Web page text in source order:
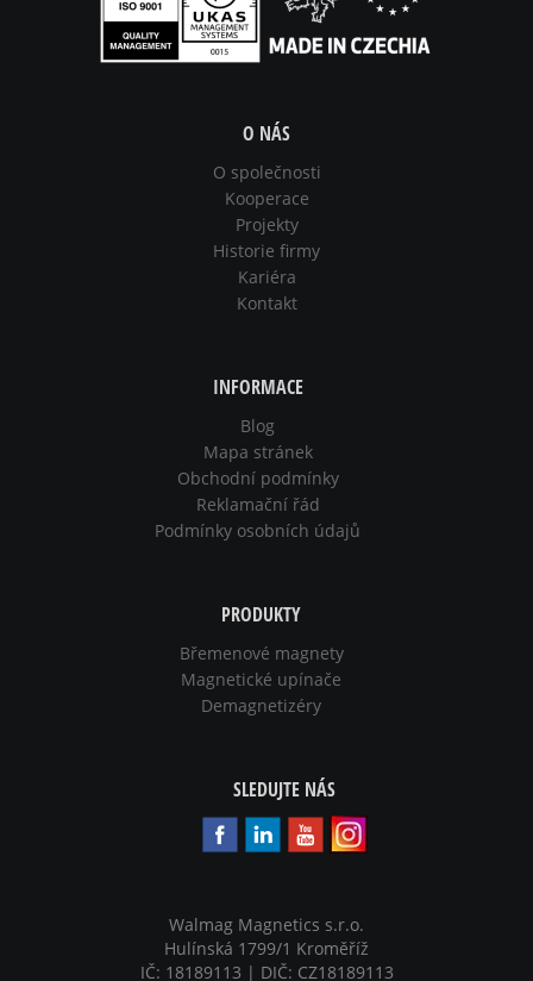
O NÁS
O společnosti
Kooperace
Projekty
Historie firmy
Kariéra
Kontakt
INFORMACE
Blog
Mapa stránek
Obchodní podmínky
Reklamační řád
Podmínky osobních údajů
PRODUKTY
Břemenové magnety
Magnetické upínače
Demagnetizéry
SLEDUJTE NÁS
Walmag Magnetics s.r.o.
Hulínská 1799/1 Kroměříž
IČ: 18189113 | DIČ: CZ18189113